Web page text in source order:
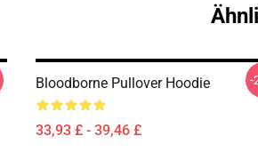
Bloodborne Pullover Hoodie
33,93 £ - 39,46 £
-